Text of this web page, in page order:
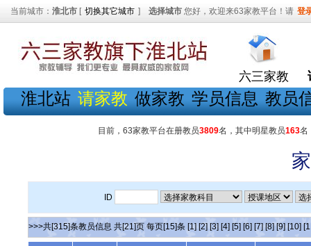
当前城市： 淮北市 [ 切换其它城市 ] 选择城市 您好，欢迎来63家教平台！请 登
六三家教
淮北站 请家教 做家教 学员信息 教员
目前，63家教平台在册教员3809名，其中明星教员163名
ID
>>>共[315]条教员信息 共[21]页 每页[15]条 [1] [2] [3] [4] [5] [6] [7] [8] [9] [10]